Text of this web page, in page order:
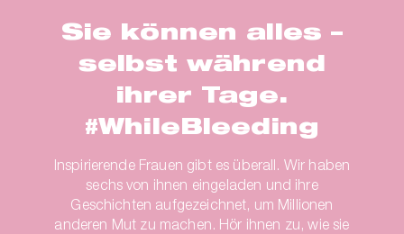
Sie können alles –
selbst während
ihrer Tage.
#WhileBleeding
Inspirierende Frauen gibt es überall. Wir haben
sechs von ihnen eingeladen und ihre
Geschichten aufgezeichnet, um Millionen
anderen Mut zu machen. Hör ihnen zu, wie sie